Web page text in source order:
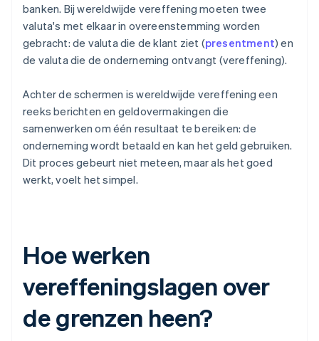
banken. Bij wereldwijde vereffening moeten twee
valuta's met elkaar in overeenstemming worden
gebracht: de valuta die de klant ziet (presentment) en
de valuta die de onderneming ontvangt (vereffening).
Achter de schermen is wereldwijde vereffening een
reeks berichten en geldovermakingen die
samenwerken om één resultaat te bereiken: de
onderneming wordt betaald en kan het geld gebruiken.
Dit proces gebeurt niet meteen, maar als het goed
werkt, voelt het simpel.
Hoe werken
vereffeningslagen over
de grenzen heen?